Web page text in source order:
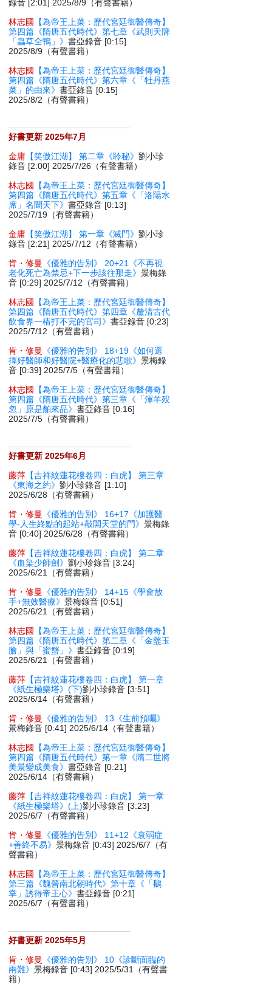
錄音 [2:01] 2025/8/9（有聲書籍）
林志國
【為帝王上菜：歷代宮廷御醫傳奇】
第四篇《隋唐五代時代》第七章《武則天牌
「蟲草全鴨」》書亞錄音 [0:15]
2025/8/9（有聲書籍）
林志國
【為帝王上菜：歷代宮廷御醫傳奇】
第四篇《隋唐五代時代》第六章《「牡丹燕
菜」的由來》書亞錄音 [0:15]
2025/8/2（有聲書籍）
好書更新 2025年7月
金庸 【笑傲江湖】 第二章《聆秘》劉小珍
錄音 [2:00] 2025/7/26（有聲書籍）
林志國
【為帝王上菜：歷代宮廷御醫傳奇】
第四篇《隋唐五代時代》第五章《「洛陽水
席」名聞天下》書亞錄音 [0:13]
2025/7/19（有聲書籍）
金庸 【笑傲江湖】 第一章《滅門》劉小珍
錄音 [2:21] 2025/7/12（有聲書籍）
肯・修曼
《優雅的告別》 20+21《不再視
老化死亡為禁忌+下一步該往那走》景梅錄
音 [0:29] 2025/7/12（有聲書籍）
林志國
【為帝王上菜：歷代宮廷御醫傳奇】
第四篇《隋唐五代時代》第四章《釐清古代
飲食界一樁打不完的官司》書亞錄音 [0:23]
2025/7/12（有聲書籍）
肯・修曼
《優雅的告別》 18+19《如何選
擇好醫師和好醫院+醫療化的悲歌》景梅錄
音 [0:39] 2025/7/5（有聲書籍）
林志國
【為帝王上菜：歷代宮廷御醫傳奇】
第四篇《隋唐五代時代》第三章《「渾羊殁
忽」原是舶來品》書亞錄音 [0:16]
2025/7/5（有聲書籍）
好書更新 2025年6月
藤萍 【吉祥紋蓮花樓卷四：白虎】 第三章
《東海之約》劉小珍錄音 [1:10]
2025/6/28（有聲書籍）
肯・修曼
《優雅的告別》 16+17《加護醫
學-人生終點的起站+敲開天堂的門》景梅錄
音 [0:40] 2025/6/28（有聲書籍）
藤萍 【吉祥紋蓮花樓卷四：白虎】 第二章
《血染少師劍》劉小珍錄音 [3:24]
2025/6/21（有聲書籍）
肯・修曼
《優雅的告別》 14+15《學會放
手+無效醫療》景梅錄音 [0:51]
2025/6/21（有聲書籍）
林志國
【為帝王上菜：歷代宮廷御醫傳奇】
第四篇《隋唐五代時代》第二章《「金虀玉
膾」與「蜜蟹」》書亞錄音 [0:19]
2025/6/21（有聲書籍）
藤萍 【吉祥紋蓮花樓卷四：白虎】 第一章
《紙生極樂塔》(下)劉小珍錄音 [3:51]
2025/6/14（有聲書籍）
肯・修曼
《優雅的告別》 13《生前預囑》
景梅錄音 [0:41] 2025/6/14（有聲書籍）
林志國
【為帝王上菜：歷代宮廷御醫傳奇】
第四篇《隋唐五代時代》第一章《隋二世將
美景變成美食》書亞錄音 [0:21]
2025/6/14（有聲書籍）
藤萍 【吉祥紋蓮花樓卷四：白虎】 第一章
《紙生極樂塔》(上)劉小珍錄音 [3:23]
2025/6/7（有聲書籍）
肯・修曼
《優雅的告別》 11+12《衰弱症
+善終不易》景梅錄音 [0:43] 2025/6/7（有
聲書籍）
林志國
【為帝王上菜：歷代宮廷御醫傳奇】
第三篇《魏晉南北朝時代》第十章《「鵝
掌」誘得帝王心》書亞錄音 [0:21]
2025/6/7（有聲書籍）
好書更新 2025年5月
肯・修曼
《優雅的告別》 10《診斷面臨的
兩難》景梅錄音 [0:43] 2025/5/31（有聲書
籍）